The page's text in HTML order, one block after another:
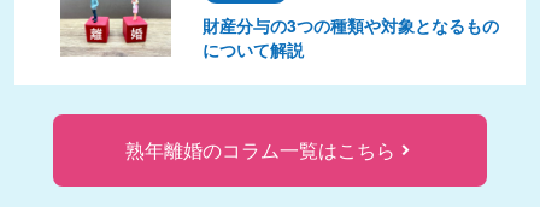
財産分与の3つの種類や対象となるもの
について解説
熟年離婚のコラム一覧はこちら